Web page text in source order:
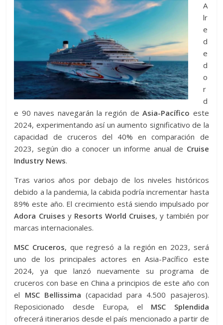
A
lr
e
d
e
d
o
r
d
e 90 naves navegarán la región deAsia-Pacífico este
2024, experimentando así un aumento significativo de la
capacidad de cruceros del 40% en comparación de
2023, según dio a conocer un informe anual de Cruise
Industry News.
Tras varios años por debajo de los niveles históricos
debido a la pandemia, la cabida podría incrementar hasta
89% este año. El crecimiento está siendo impulsado por
Adora Cruises y Resorts World Cruises, y también por
marcas internacionales.
MSC Cruceros, que regresó a la región en 2023, será
uno de los principales actores en Asia-Pacífico este
2024, ya que lanzó nuevamente su programa de
cruceros con base en China a principios de este año con
el MSC Bellissima (capacidad para 4.500 pasajeros).
Reposicionado desde Europa, el MSC Splendida
ofrecerá itinerarios desde el país mencionado a partir de